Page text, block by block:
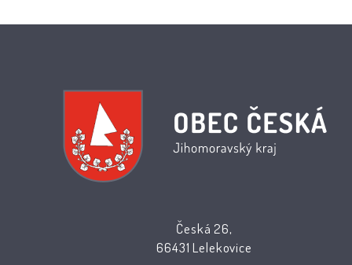
Česká 26,
66431 Lelekovice